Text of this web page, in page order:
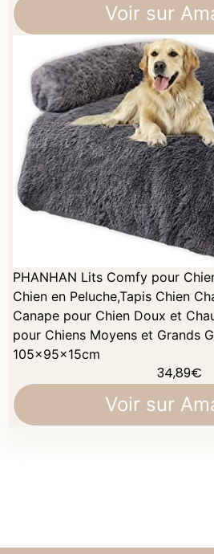
Voir sur
PHANHAN Lits Comfy pour
Chien en Peluche,Tapis Chien
Canape pour Chien Doux et
pour Chiens Moyens et Grands
105x95x15cm
34,89€
Voir sur